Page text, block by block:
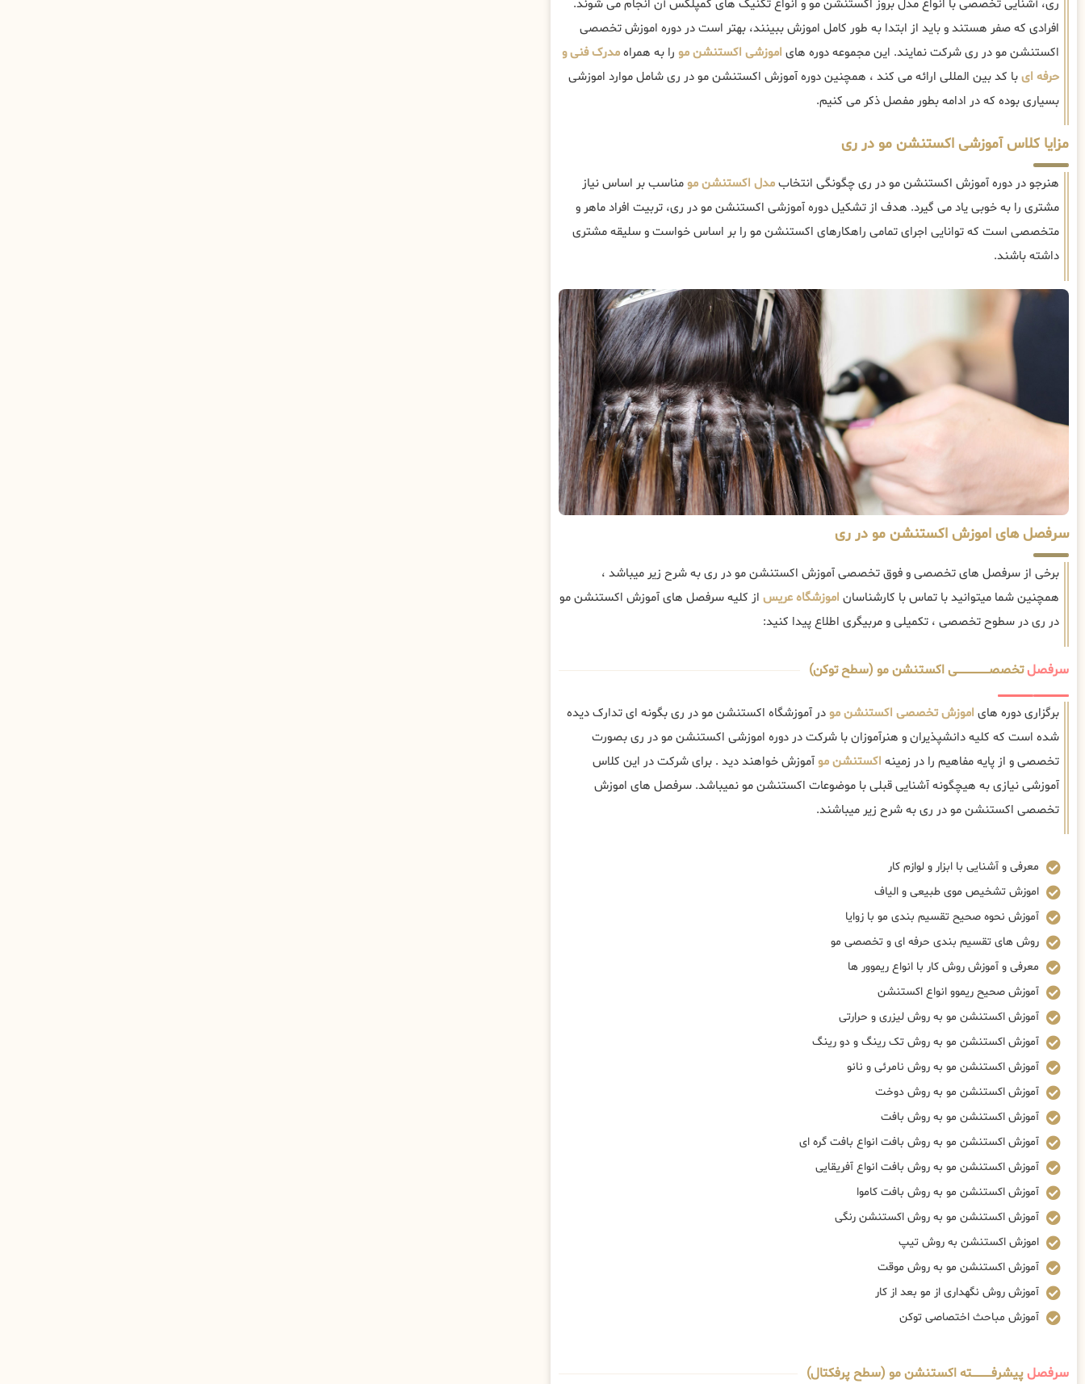
ری، آشنایی تخصصی با انواع مدل بروز اکستنشن مو و انواع تکنیک های کمپلکس آن انجام می شوند.
افرادی که صفر هستند و باید از ابتدا به طور کامل اموزش ببینند، بهتر است در دوره اموزش تخصصی
اکستنشن مو در ری شرکت نمایند. این مجموعه دوره های اموزشی اکستنشن مو را به همراهمدرک فنی و
حرفه ایبا کد بین المللی ارائه می کند ، همچنین دوره آموزش اکستنشن مو در ری شامل موارد اموزشی
بسیاری بوده که در ادامه بطور مفصل ذکر می کنیم.
مزایا کلاس آموزشی اکستنشن مو در ری
هنرجو در دوره آموزش اکستنشن مو در ری چگونگی انتخابمدل اکستنشن مومناسب بر اساس نیاز
مشتری را به خوبی یاد می گیرد. هدف از تشکیل دوره آموزشی اکستنشن مو در ری، تربیت افراد ماهر و
متخصصی است که توانایی اجرای تمامی راهکارهای اکستنشن مو را بر اساس خواست و سلیقه مشتری
داشته باشند.
سرفصل های اموزش اکستنشن مو در ری
برخی از سرفصل های تخصصی و فوق تخصصی آموزش اکستنشن مو در ری به شرح زیر میباشد ،
همچنین شما میتوانید با تماس با کارشناسان اموزشگاه عریس از کلیه سرفصل های آموزش اکستنشن مو
در ری در سطوح تخصصی ، تکمیلی و مربیگری اطلاع پیدا کنید:
سرفصلتخصصــــــــــــــــــــی اکستنشن مو (سطح توکن)
برگزاری دوره های اموزش تخصصی اکستنشن مودر آموزشگاه اکستنشن مو در ری بگونه ای تدارک دیده
شده است که کلیه دانشپذیران و هنرآموزان با شرکت در دوره اموزشی اکستنشن مو در ری بصورت
تخصصی و از پایه مفاهیم را در زمینه اکستنشن موآموزش خواهند دید . برای شرکت در این کلاس
آموزشی نیازی به هیچگونه آشنایی قبلی با موضوعات اکستنشن مو نمیباشد. سرفصل های اموزش
تخصصی اکستنشن مو در ری به شرح زیر میباشند.
معرفی و آشنایی با ابزار و لوازم کار
اموزش تشخیص موی طبیعی و الیاف
آموزش نحوه صحیح تقسیم بندی مو با زوایا
روش های تقسیم بندی حرفه ای و تخصصی مو
معرفی و آموزش روش کار با انواع ریموور ها
آموزش صحیح ریموو انواع اکستنشن
آموزش اکستنشن مو به روش لیزری و حرارتی
آموزش اکستنشن مو به روش تک رینگ و دو رینگ
آموزش اکستنشن مو به روش نامرئی و نانو
آموزش اکستنشن مو به روش دوخت
آموزش اکستنشن مو به روش بافت
آموزش اکستنشن مو به روش بافت انواع بافت گره ای
آموزش اکستنشن مو به روش بافت انواع آفریقایی
آموزش اکستنشن مو به روش بافت کاموا
آموزش اکستنشن مو به روش اکستنشن رنگی
اموزش اکستنشن به روش تیپ
آموزش اکستنشن مو به روش موقت
آموزش روش نگهداری از مو بعد از کار
آموزش مباحث اختصاصی توکن
سرفصلپیشرفــــــــــــته اکستنشن مو (سطح پرفکتال)